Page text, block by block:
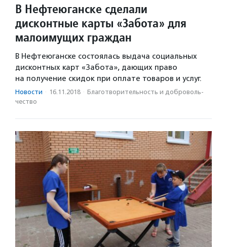
В Нефтеюганске сделали
дисконтные карты «Забота» для
малоимущих граждан
В Нефтеюганске состоялась выдача социальных
дисконтных карт «Забота», дающих право
на получение скидок при оплате товаров и услуг.
Новости · 16.11.2018 · Благотвори­тель­ность и доброволь­
чест­во